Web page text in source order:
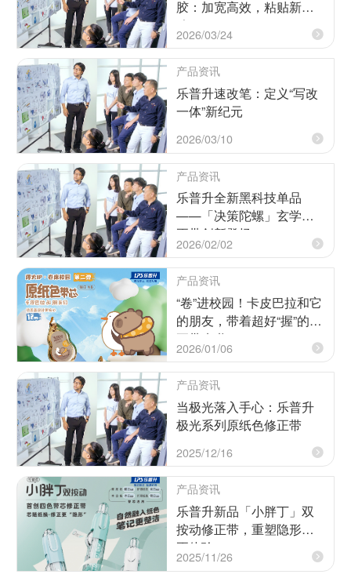
胶：加宽高效，粘贴新体
验
2026/03/24
产品资讯
乐普升速改笔：定义“写改
一体”新纪元
2026/03/10
产品资讯
乐普升全新黑科技单品
——「决策陀螺」玄学修
正带创新登场！
2026/02/02
产品资讯
“卷”进校园！卡皮巴拉和它
的朋友，带着超好“握”的修
正带来啦！
2026/01/06
产品资讯
当极光落入手心：乐普升
极光系列原纸色修正带
2025/12/16
产品资讯
乐普升新品「小胖丁」双
按动修正带，重塑隐形修
正体验
2025/11/26